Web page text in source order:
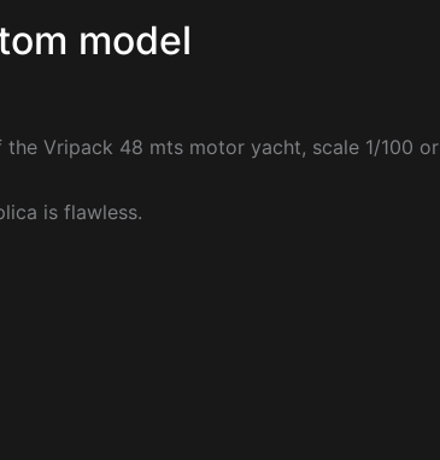
model
Vripack 48 mts motor yacht, scale 1/100
is flawless.